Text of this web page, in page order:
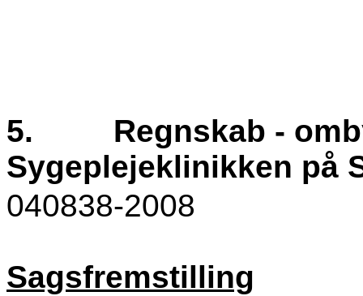
5.
Regnskab -
Sygeplejeklinikken på
040838-2008
Sagsfremstilling